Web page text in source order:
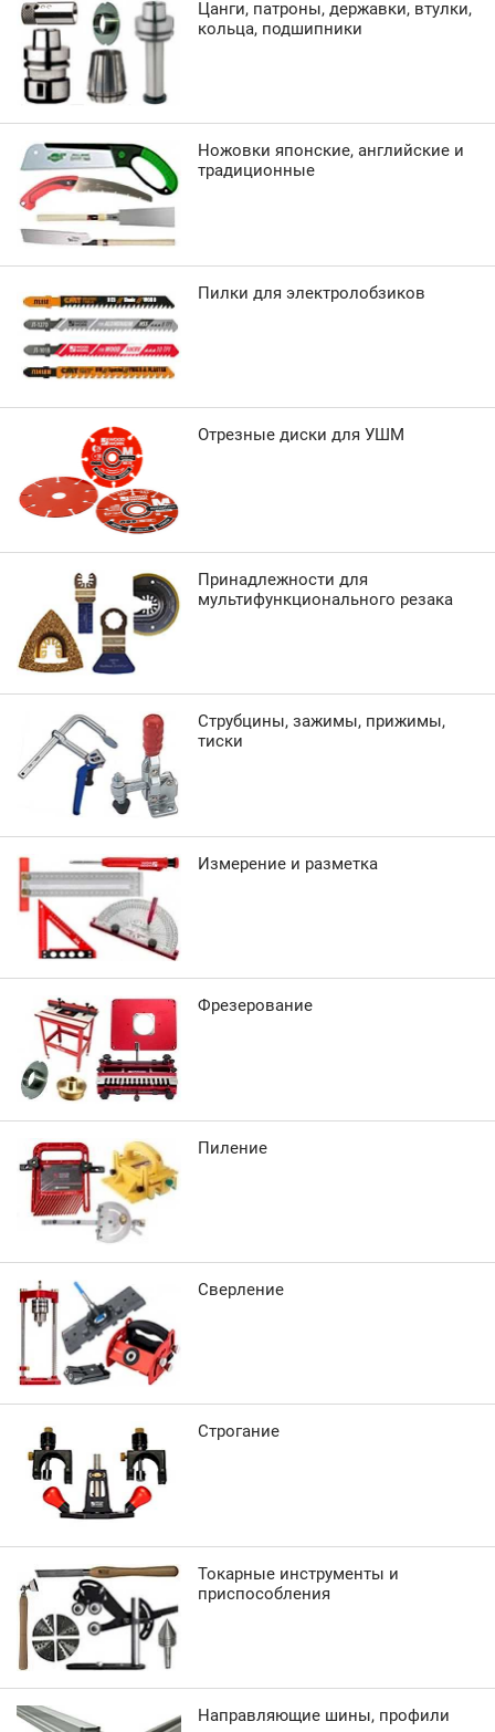
Цанги, патроны, державки, втулки,
кольца, подшипники
Ножовки японские, английские и
традиционные
Пилки для электролобзиков
Отрезные диски для УШМ
Принадлежности для
мультифункционального резака
Струбцины, зажимы, прижимы,
тиски
Измерение и разметка
Фрезерование
Пиление
Сверление
Строгание
Токарные инструменты и
приспособления
Направляющие шины, профили